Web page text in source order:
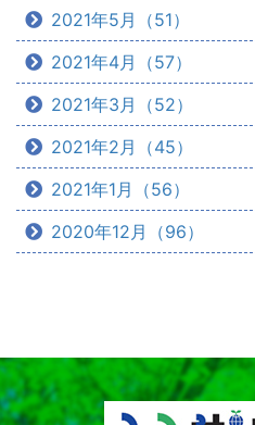
2021年5月（51）
2021年4月（57）
2021年3月（52）
2021年2月（45）
2021年1月（56）
2020年12月（96）